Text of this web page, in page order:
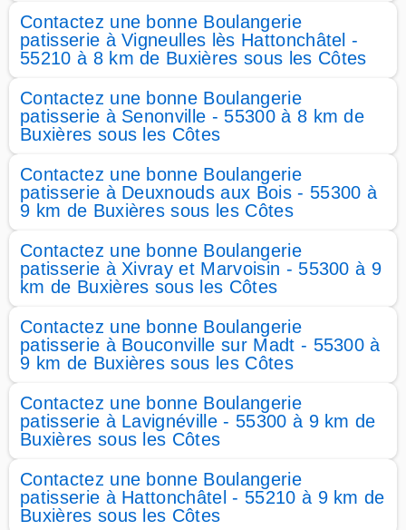
Contactez une bonne Boulangerie
patisserie à Vigneulles lès Hattonchâtel -
55210 à 8 km de Buxières sous les Côtes
Contactez une bonne Boulangerie
patisserie à Senonville - 55300 à 8 km de
Buxières sous les Côtes
Contactez une bonne Boulangerie
patisserie à Deuxnouds aux Bois - 55300 à
9 km de Buxières sous les Côtes
Contactez une bonne Boulangerie
patisserie à Xivray et Marvoisin - 55300 à 9
km de Buxières sous les Côtes
Contactez une bonne Boulangerie
patisserie à Bouconville sur Madt - 55300 à
9 km de Buxières sous les Côtes
Contactez une bonne Boulangerie
patisserie à Lavignéville - 55300 à 9 km de
Buxières sous les Côtes
Contactez une bonne Boulangerie
patisserie à Hattonchâtel - 55210 à 9 km de
Buxières sous les Côtes